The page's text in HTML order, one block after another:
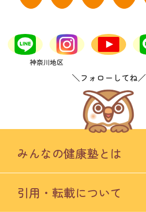
ョ
ン
＼フォローしてね／
神奈川地区
みんなの健康塾とは
引用・転載について